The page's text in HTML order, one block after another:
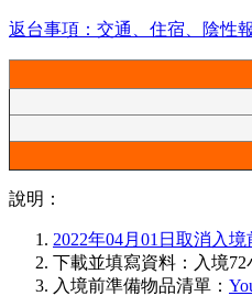
返台事項：交通、住宿、陰性
說明：
2022年04月01日取消入境
下載並填寫資料：入境72
入境前準備物品清單：